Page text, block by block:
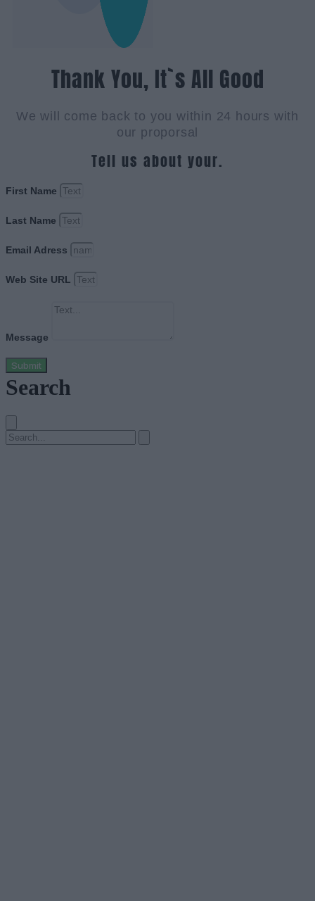
Thank You, It`s All Good
We will come back to you within 24 hours with
our proporsal
Tell us about your.
First Name
Last Name
Email Adress
Web Site URL
Message
Submit
Search